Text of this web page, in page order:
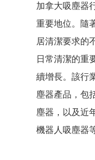
加拿大吸塵器
重要地位。隨
居清潔要求的
日常清潔的重
續增長。該行
塵器產品，包
塵器，以及近
機器人吸塵器